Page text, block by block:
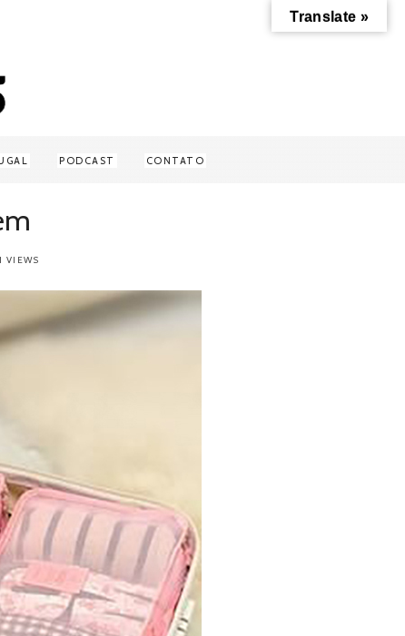
PODCAST CONTATO
VIEWS
Translate »